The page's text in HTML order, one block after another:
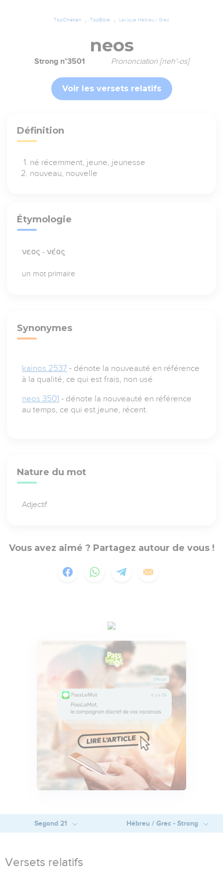
TopChrétien TopBible Lexique Hébreu / Grec
neos
Strong n°3501 Prononciation [neh'-os]
Voir les versets relatifs
Définition
né récemment, jeune, jeunesse
nouveau, nouvelle
Étymologie
νεος - νέος
un mot primaire
Synonymes
kainos 2537 - dénote la nouveauté en référence
à la qualité, ce qui est frais, non usé
neos 3501 - dénote la nouveauté en référence
au temps, ce qui est jeune, récent.
Nature du mot
Adjectif
Vous avez aimé ? Partagez autour de vous !
Segond 21 Hébreu / Grec - Strong
Versets relatifs